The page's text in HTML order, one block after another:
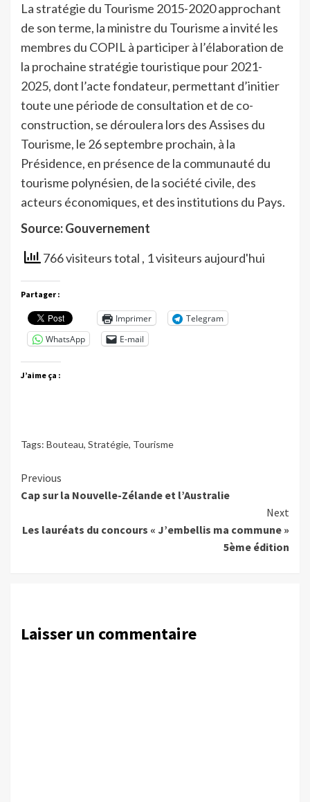
La stratégie du Tourisme 2015-2020 approchant
de son terme, la ministre du Tourisme a invité les
membres du COPIL à participer à l’élaboration de
la prochaine stratégie touristique pour 2021-
2025, dont l’acte fondateur, permettant d’initier
toute une période de consultation et de co-
construction, se déroulera lors des Assises du
Tourisme, le 26 septembre prochain, à la
Présidence, en présence de la communauté du
tourisme polynésien, de la société civile, des
acteurs économiques, et des institutions du Pays.
Source: Gouvernement
766 visiteurs total , 1 visiteurs aujourd'hui
Partager :
Imprimer
Telegram
WhatsApp
E-mail
J’aime ça :
Tags: Bouteau, Stratégie, Tourisme
Continue
Reading
Previous
Cap sur la Nouvelle-Zélande et l’Australie
Next
Les lauréats du concours « J’embellis ma commune »
5ème édition
Laisser un commentaire